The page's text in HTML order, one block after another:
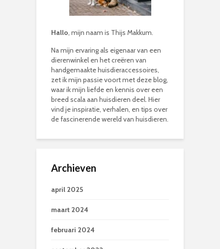
Hallo , mijn naam is Thijs Makkum.
Na mijn ervaring als eigenaar van een
dierenwinkel en het creëren van
handgemaakte huisdieraccessoires,
zet ik mijn passie voort met deze blog,
waar ik mijn liefde en kennis over een
breed scala aan huisdieren deel. Hier
vind je inspiratie, verhalen, en tips over
de fascinerende wereld van huisdieren.
Archieven
april 2025
maart 2024
februari 2024